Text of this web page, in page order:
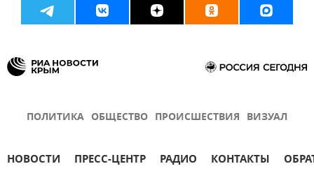
ПОЛИТИКА ОБЩЕСТВО ПРОИСШЕСТВИЯ ВИЗУАЛ
НОВОСТИ ПРЕСС-ЦЕНТР РАДИО КОНТАКТЫ